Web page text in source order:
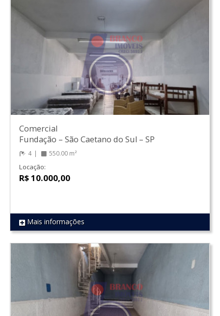
REF 1280
Comercial
Fundação – São Caetano do Sul – SP
4 550.00 m²
Locação:
R$ 10.000,00
Mais informações